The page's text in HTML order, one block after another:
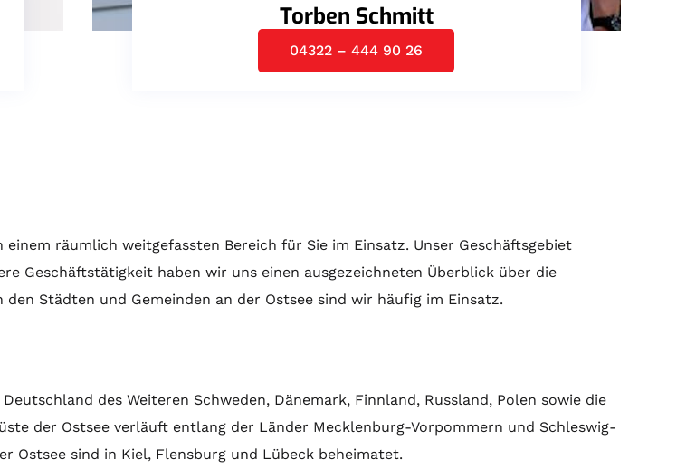
Torben Schmitt
04322 – 444 90 26
räumlich weitgefassten Bereich für Sie im Einsatz. Unser Geschäftsgebiet
Geschäftstätigkeit haben wir uns einen ausgezeichneten Überblick über die
Städten und Gemeinden an der Ostsee sind wir häufig im Einsatz.
des Weiteren Schweden, Dänemark, Finnland, Russland, Polen sowie die
der Ostsee verläuft entlang der Länder Mecklenburg-Vorpommern und Schleswig-
Ostsee sind in Kiel, Flensburg und Lübeck beheimatet.